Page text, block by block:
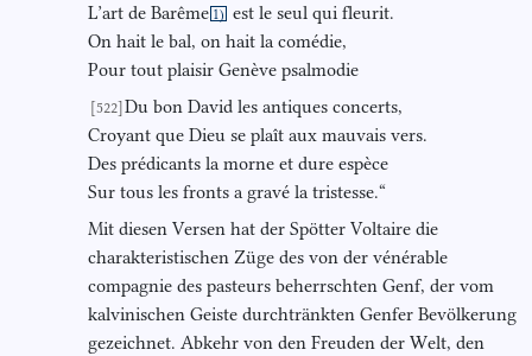
L’art de Barême 1) est le seul qui fleurit.
On hait le bal, on hait la comédie,
Pour tout plaisir Genève psalmodie
[522] Du bon David les antiques concerts,
Croyant que Dieu se plaît aux mauvais vers.
Des prédicants la morne et dure espèce
Sur tous les fronts a gravé la tristesse.“
Mit diesen Versen hat der Spötter Voltaire die
charakteristischen Züge des von der vénérable
compagnie des pasteurs beherrschten Genf, der vom
kalvinischen Geiste durchtränkten Genfer Bevölkerung
gezeichnet. Abkehr von den Freuden der Welt, den